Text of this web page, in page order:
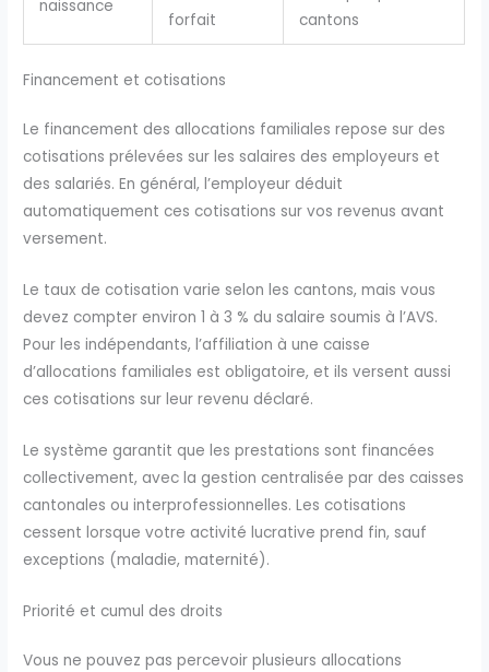
naissance
forfait
cantons
Financement et cotisations
Le financement des allocations familiales repose sur des
cotisations prélevées sur les salaires des employeurs et
des salariés. En général, l’employeur déduit
automatiquement ces cotisations sur vos revenus avant
versement.
Le taux de cotisation varie selon les cantons, mais vous
devez compter environ 1 à 3 % du salaire soumis à l’AVS.
Pour les indépendants, l’affiliation à une caisse
d’allocations familiales est obligatoire, et ils versent aussi
ces cotisations sur leur revenu déclaré.
Le système garantit que les prestations sont financées
collectivement, avec la gestion centralisée par des caisses
cantonales ou interprofessionnelles. Les cotisations
cessent lorsque votre activité lucrative prend fin, sauf
exceptions (maladie, maternité).
Priorité et cumul des droits
Vous ne pouvez pas percevoir plusieurs allocations